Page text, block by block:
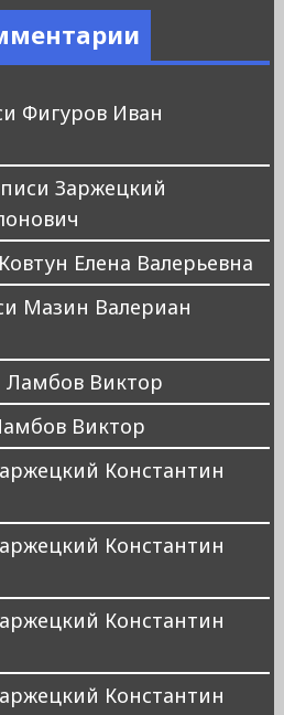
Фигуров Иван
Заржецкий
Ковтун Елена Валерьевна
Мазин Валериан
Ламбов Виктор
Виктор
Константин
Константин
Константин
Константин